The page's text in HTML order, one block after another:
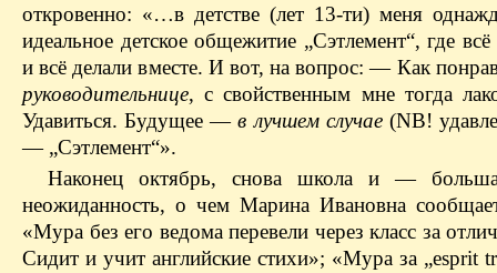
откровенно: «…в детстве (лет 13-ти) меня
идеальное детское общежитие „Сэтлемент“, где
и всё делали вместе. И вот, на вопрос: — Как
руководительнице, с свойственным мне тогда
Удавиться. Будущее —в лучшем случае(NВ!
— „Сэтлемент“».
Наконец октябрь, снова школа и —
неожиданность, о чем Марина Ивановна
«Мура без его ведома перевели через класс за
Сидит и учит английские стихи»; «Мура за „esprit